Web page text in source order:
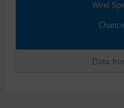
Wind
Data